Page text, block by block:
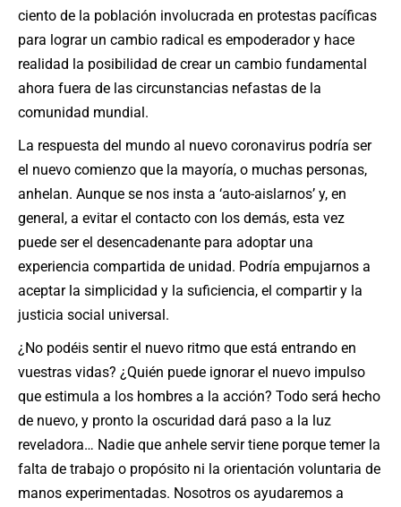
ciento de la población involucrada en protestas pacíficas
para lograr un cambio radical es empoderador y hace
realidad la posibilidad de crear un cambio fundamental
ahora fuera de las circunstancias nefastas de la
comunidad mundial.
La respuesta del mundo al nuevo coronavirus podría ser
el nuevo comienzo que la mayoría, o muchas personas,
anhelan. Aunque se nos insta a ‘auto-aislarnos’ y, en
general, a evitar el contacto con los demás, esta vez
puede ser el desencadenante para adoptar una
experiencia compartida de unidad. Podría empujarnos a
aceptar la simplicidad y la suficiencia, el compartir y la
justicia social universal.
¿No podéis sentir el nuevo ritmo que está entrando en
vuestras vidas? ¿Quién puede ignorar el nuevo impulso
que estimula a los hombres a la acción? Todo será hecho
de nuevo, y pronto la oscuridad dará paso a la luz
reveladora… Nadie que anhele servir tiene porque temer la
falta de trabajo o propósito ni la orientación voluntaria de
manos experimentadas. Nosotros os ayudaremos a